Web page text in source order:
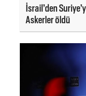
İsrail’den
Askerler öldü